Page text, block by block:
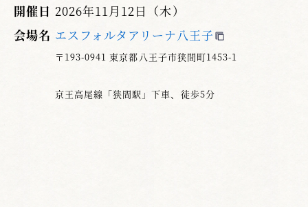
開催日 2026年11月12日（木）
会場名 エスフォルタアリーナ八王子
〒193-0941 東京都八王子市狭間町1453-1
京王高尾線「狭間駅」下車、徒歩5分